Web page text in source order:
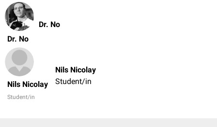
Dr. No
Dr. No
Nils Nicolay
Student/in
Nils Nicolay
Student/in